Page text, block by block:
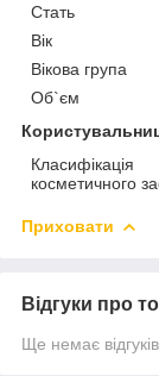
Стать
Вік
Вікова група
Об`єм
Класифікація
косметичного
Приховати
Відгуки про
Ще немає